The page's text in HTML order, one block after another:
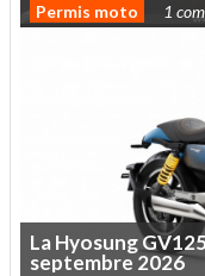
Permis moto 1
LaHyosung
septembre2026